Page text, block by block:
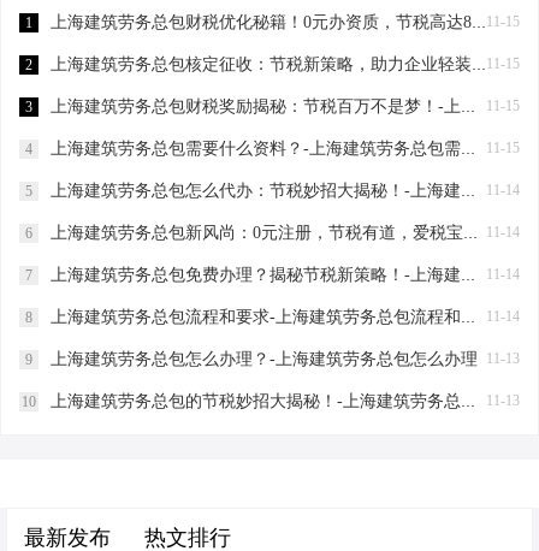
11-15
1 上海建筑劳务总包财税优化秘籍！0元办资质，节税高达80%-上海建筑劳务总包财税优化
11-15
2 上海建筑劳务总包核定征收：节税新策略，助力企业轻装上阵！-上海建筑劳务总包核定征收
11-15
3 上海建筑劳务总包财税奖励揭秘：节税百万不是梦！-上海建筑劳务总包财税奖励
11-15
4 上海建筑劳务总包需要什么资料？-上海建筑劳务总包需要什么资料
11-14
5 上海建筑劳务总包怎么代办：节税妙招大揭秘！-上海建筑劳务总包怎么代办
11-14
6 上海建筑劳务总包新风尚：0元注册，节税有道，爱税宝助力企业轻装上阵！-上海建筑劳务总包需要到场吗？
11-14
7 上海建筑劳务总包免费办理？揭秘节税新策略！-上海建筑劳务总包免费办理吗？
11-14
8 上海建筑劳务总包流程和要求-上海建筑劳务总包流程和要求
11-13
9 上海建筑劳务总包怎么办理？-上海建筑劳务总包怎么办理
11-13
10 上海建筑劳务总包的节税妙招大揭秘！-上海建筑劳务总包怎么筹划
最新发布 热文排行